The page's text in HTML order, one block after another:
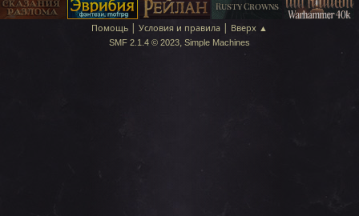
Помощь | Условия и правила | Вверх ▲
SMF 2.1.4 © 2023, Simple Machines